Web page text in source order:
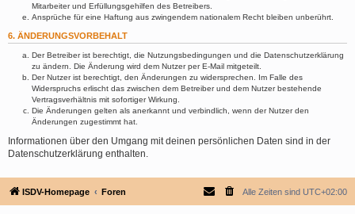
Mitarbeiter und Erfüllungsgehilfen des Betreibers.
Ansprüche für eine Haftung aus zwingendem nationalem Recht bleiben unberührt.
6. ÄNDERUNGSVORBEHALT
Der Betreiber ist berechtigt, die Nutzungsbedingungen und die Datenschutzerklärung
zu ändern. Die Änderung wird dem Nutzer per E-Mail mitgeteilt.
Der Nutzer ist berechtigt, den Änderungen zu widersprechen. Im Falle des
Widerspruchs erlischt das zwischen dem Betreiber und dem Nutzer bestehende
Vertragsverhältnis mit sofortiger Wirkung.
Die Änderungen gelten als anerkannt und verbindlich, wenn der Nutzer den
Änderungen zugestimmt hat.
Informationen über den Umgang mit deinen persönlichen Daten sind in der
Datenschutzerklärung enthalten.
ISDV-Homepage Foren Alle Zeiten sind UTC+02:00